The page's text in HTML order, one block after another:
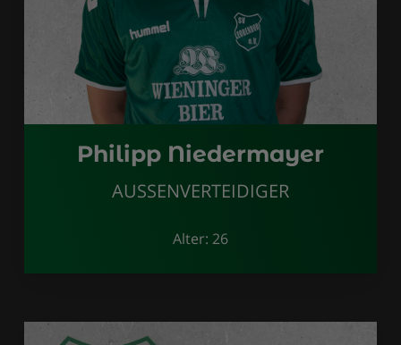
Philipp Niedermayer
AUSSENVERTEIDIGER
Alter: 26